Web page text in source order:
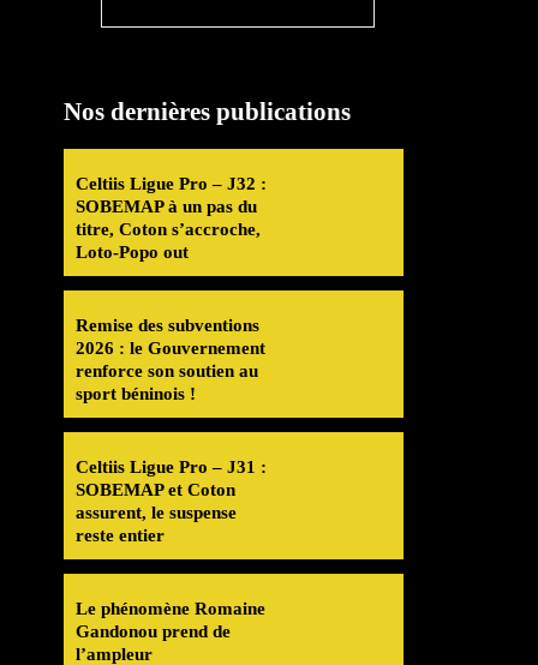
Nos dernières publications
Celtiis Ligue Pro – J32 :
SOBEMAP à un pas du
titre, Coton s’accroche,
Loto-Popo out
Remise des subventions
2026 : le Gouvernement
renforce son soutien au
sport béninois !
Celtiis Ligue Pro – J31 :
SOBEMAP et Coton
assurent, le suspense
reste entier
Le phénomène Romaine
Gandonou prend de
l’ampleur